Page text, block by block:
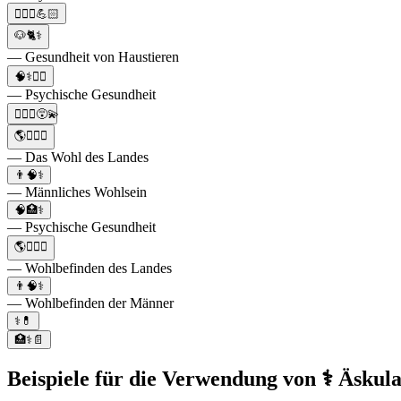
👩‍⚕️⚕️💪🏻
🐶🐈⚕️
— Gesundheit von Haustieren
🧠⚕️👩‍⚕️
— Psychische Gesundheit
👩‍⚕️⚕️😵‍💫
🌎👨‍⚕️⚕️
— Das Wohl des Landes
👨🧠⚕️
— Männliches Wohlsein
🧠🏥⚕️
— Psychische Gesundheit
🌎👨‍⚕️⚕️
— Wohlbefinden des Landes
👨🧠⚕️
— Wohlbefinden der Männer
⚕️💊
🏥⚕️📄
Beispiele für die Verwendung von ⚕️